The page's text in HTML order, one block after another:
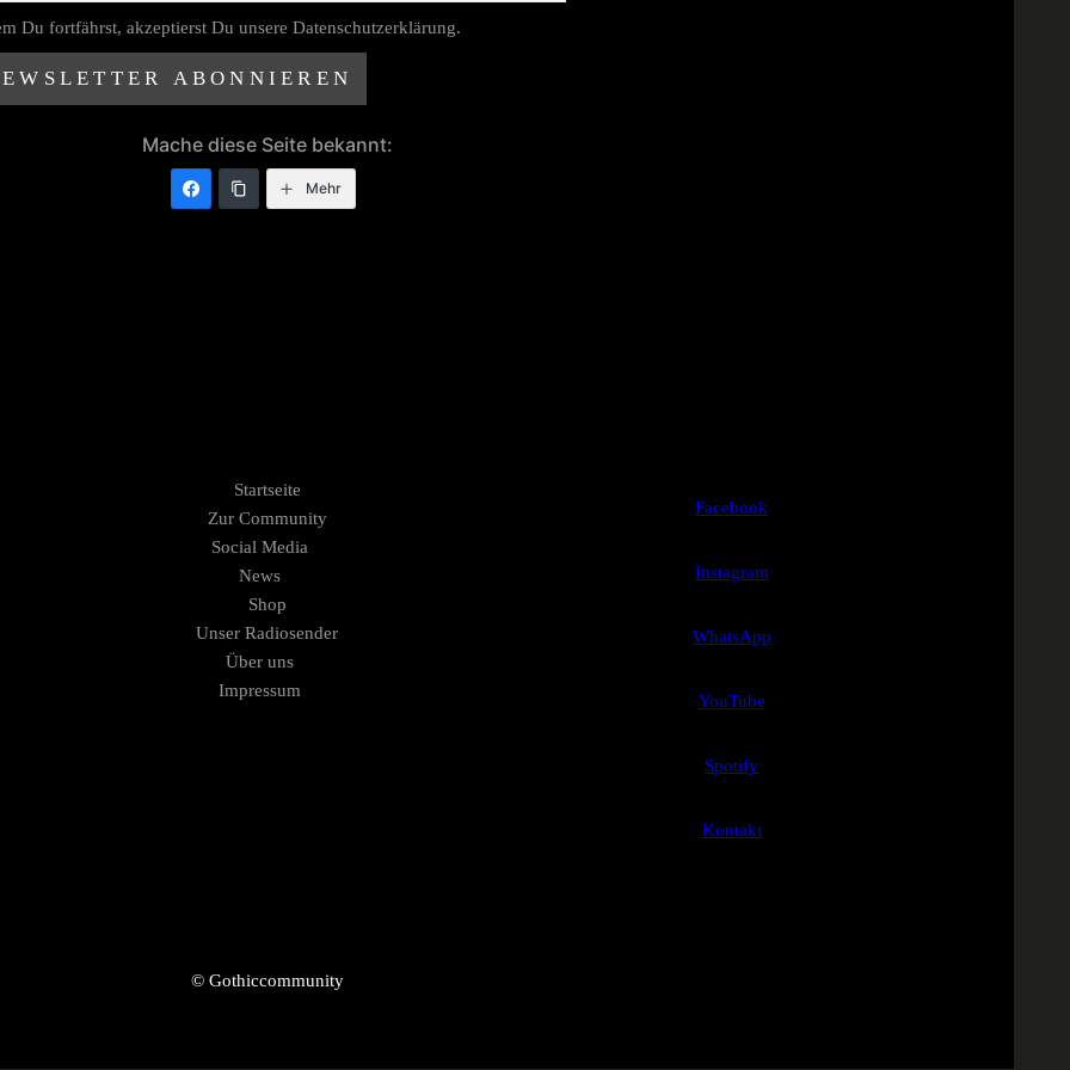
Du fortfährst, akzeptierst Du unsere Datenschutzerklärung.
Mache diese Seite bekannt:
Mehr
Startseite
Zur Community
Social Media
News
Shop
Unser Radiosender
Über uns
Impressum
Facebook
Instagram
WhatsApp
YouTube
Spotify
Kontakt
© Gothiccommunity